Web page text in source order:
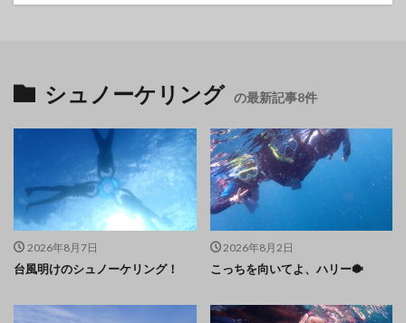
シュノーケリング の最新記事8件
2026年8月7日
台風明けのシュノーケリング！
2026年8月2日
こっちを向いてよ、ハリー🐡